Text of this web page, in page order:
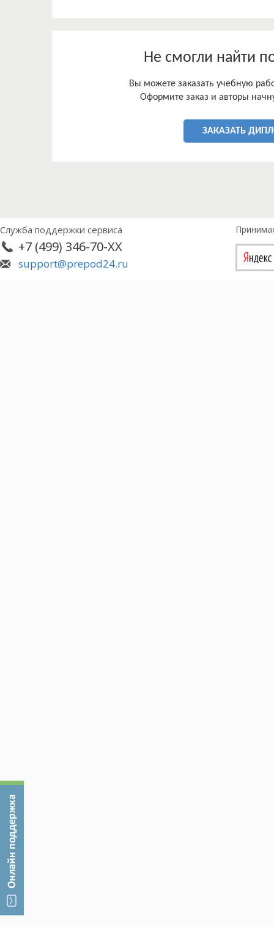
Не смогли найти
Вы можете заказать учебную
Оформите заказ и авторы
ЗАКАЗАТЬ
Служба поддержки сервиса
+7 (499) 346-70-XX
support@prepod24.ru